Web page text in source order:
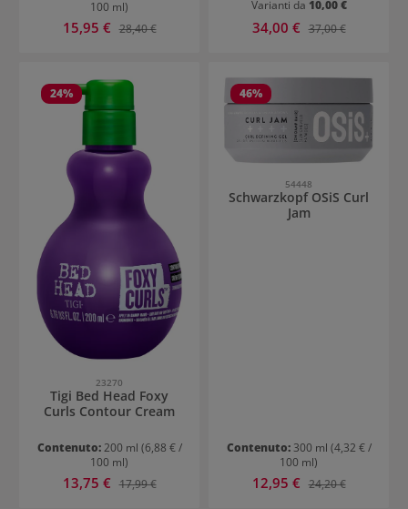
100 ml)
Prezzo di vendita:
15,95 € Prezzo normale:
28,40 €
Varianti da 10,00 €
Prezzo di vendita:
34,00 € Prezzo normale:
37,00 €
24%
23270
Tigi Bed Head Foxy
Curls Contour Cream
Contenuto:200 ml (6,88 € /
100 ml)
Prezzo di vendita:
13,75 € Prezzo normale:
17,99 €
46%
54448
Schwarzkopf OSiS Curl
Jam
Contenuto: 300 ml (4,32 € /
100 ml)
Prezzo di vendita:
12,95 € Prezzo normale:
24,20 €